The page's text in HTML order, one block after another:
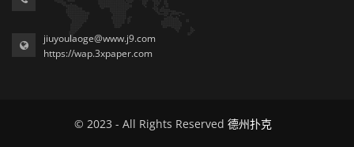
jiuyoulaoge@www.j9.com
https://wap.3xpaper.com
© 2023 - All Rights Reserved 德州扑克